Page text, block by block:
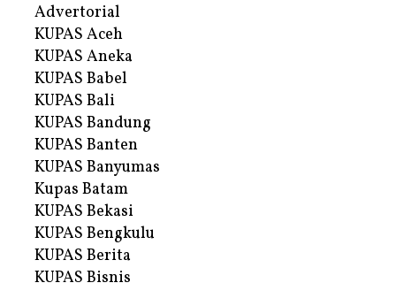
Advertorial
KUPAS Aceh
KUPAS Aneka
KUPAS Babel
KUPAS Bali
KUPAS Bandung
KUPAS Banten
KUPAS Banyumas
Kupas Batam
KUPAS Bekasi
KUPAS Bengkulu
KUPAS Berita
KUPAS Bisnis